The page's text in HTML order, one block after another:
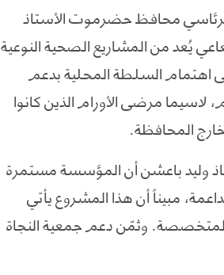
محافظ حضرموت الأستاذ
يُعد من المشاريع الصحية النوعية
اهتمام السلطة المحلية بدعم
مرضى الأورام الذين كانوا
المحافظة.
وليد باعشن أن المؤسسة مستمرة
مبيناً أن هذا المشروع يأتي
وثمّن دعم جمعية النجاة